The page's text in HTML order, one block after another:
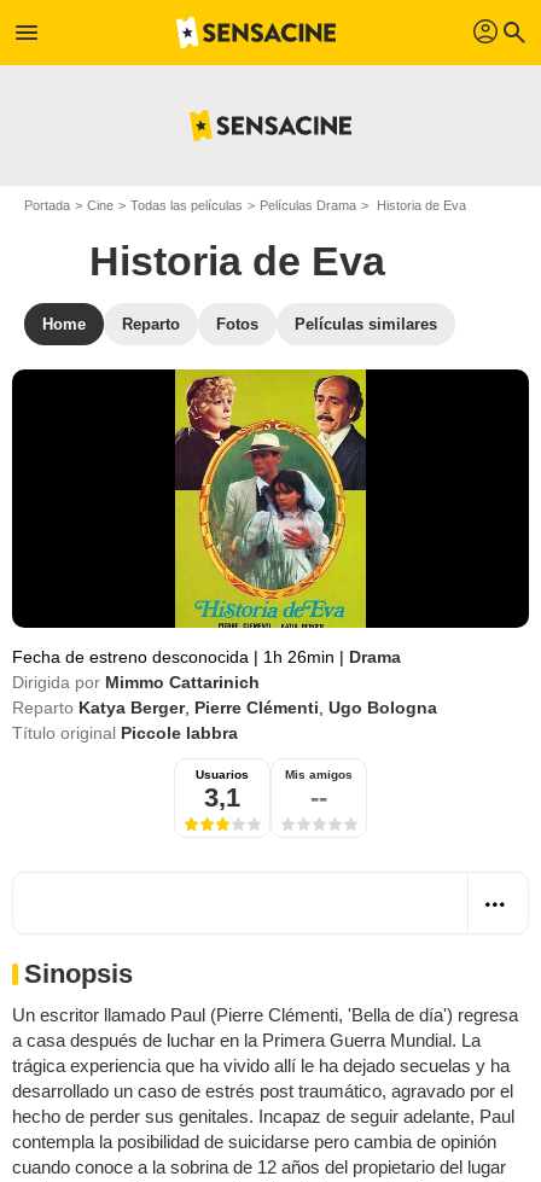
menu profil search
Portada Cine Todas las películas Películas Drama Historia de Eva
Historia de Eva
Home Reparto Fotos Películas similares
Fecha de estreno desconocida | 1h 26min | Drama
Dirigida por Mimmo Cattarinich
Reparto Katya Berger, Pierre Clémenti Ugo Bologna
Título original Piccole labbra
Usuarios
3,1
Mis amigos
--
Sinopsis
Un escritor llamado Paul (Pierre Clémenti, 'Bella de día') regresa
a casa después de luchar en la Primera Guerra Mundial. La
trágica experiencia que ha vivido allí le ha dejado secuelas y ha
desarrollado un caso de estrés post traumático, agravado por el
hecho de perder sus genitales. Incapaz de seguir adelante, Paul
contempla la posibilidad de suicidarse pero cambia de opinión
cuando conoce a la sobrina de 12 años del propietario del lugar